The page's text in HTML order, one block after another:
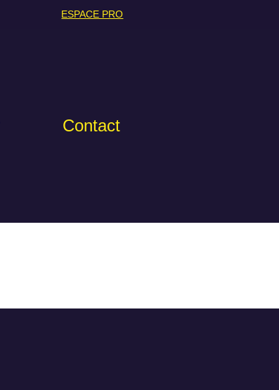
ESPACE PRO
Contact